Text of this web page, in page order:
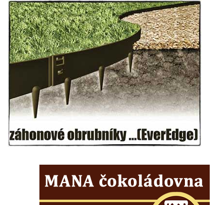
Kaple Panny Marie v Horním Třeboníně
Kaple mezi Dolním Třebonínem a Horním
Třebonínem
Kaple v severní části Dolního Třebonína
Márnice na hřbitově v Rybniště
Kaple u kostela svatého Jiljí v Lužci nad
Vltavou
Kostel svatého Jiljí v Lužci nad Vltavou
Kaple Božího těla na hřbitově v Hostíně u
Vojkovic
Kaple svatého Bartoloměje v Bukolu